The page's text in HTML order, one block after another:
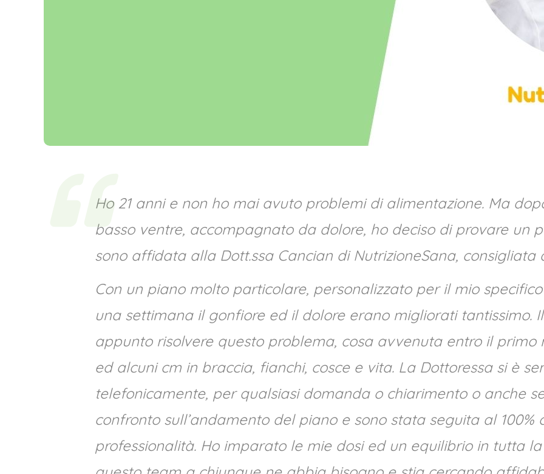
Ho 21 anni e non ho mai avuto problemi di alimentazione. Ma
basso ventre, accompagnato da dolore, ho deciso di provare un
sono affidata alla Dott.ssa Cancian di NutrizioneSana, consigliata
Con un piano molto particolare, personalizzato per il mio
una settimana il gonfiore ed il dolore erano migliorati tantissimo.
appunto risolvere questo problema, cosa avvenuta entro il primo
ed alcuni cm in braccia, fianchi, cosce e vita. La Dottoressa si è
telefonicamente, per qualsiasi domanda o chiarimento o anche
confronto sull’andamento del piano e sono stata seguita al 100%
professionalità. Ho imparato le mie dosi ed un equilibrio in tutta